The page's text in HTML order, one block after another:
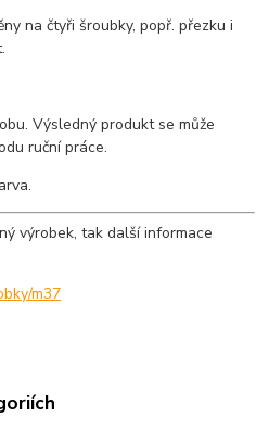
na čtyři šroubky, popř. přezku i
Výsledný produkt se může
ruční práce.
výrobek, tak další informace
m37